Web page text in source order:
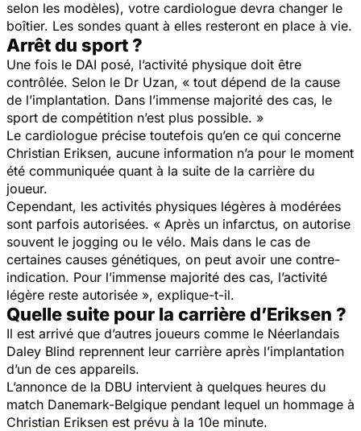
selon les modèles), votre cardiologue devra changer le
boîtier. Les sondes quant à elles resteront en place à vie.
Arrêt du sport ?
Une fois le DAI posé, l’activité physique doit être
contrôlée. Selon le Dr Uzan, « tout dépend de la cause
de l’implantation. Dans l’immense majorité des cas, le
sport de compétition n’est plus possible. »
Le cardiologue précise toutefois qu’en ce qui concerne
Christian Eriksen, aucune information n’a pour le moment
été communiquée quant à la suite de la carrière du
joueur.
Cependant, les activités physiques légères à modérées
sont parfois autorisées. « Après un infarctus, on autorise
souvent le jogging ou le vélo. Mais dans le cas de
certaines causes génétiques, on peut avoir une contre-
indication. Pour l’immense majorité des cas, l’activité
légère reste autorisée », explique-t-il.
Quelle suite pour la carrière d’Eriksen ?
Il est arrivé que d’autres joueurs comme le Néerlandais
Daley Blind reprennent leur carrière après l’implantation
d’un de ces appareils.
L’annonce de la DBU intervient à quelques heures du
match Danemark-Belgique pendant lequel un hommage à
Christian Eriksen est prévu à la 10e minute.